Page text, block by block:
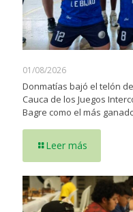
01/08/2026
Donmatías bajó el telón
Cauca de los Juegos
Bagre como el más
Leer más